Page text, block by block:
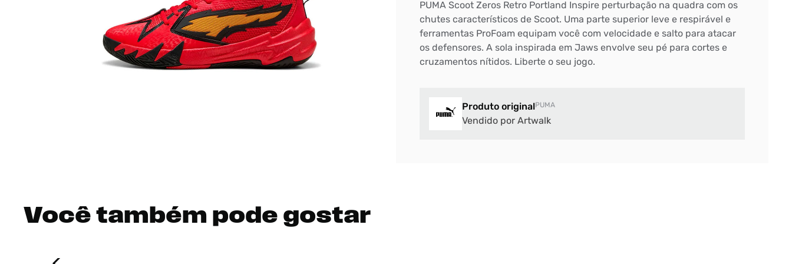
PUMA Scoot Zeros Retro Portland Inspire perturbação na quadra com os
chutes característicos de Scoot. Uma parte superior leve e respirável e
ferramentas ProFoam equipam você com velocidade e salto para atacar
os defensores. A sola inspirada em Jaws envolve seu pé para cortes e
cruzamentos nítidos. Liberte o seu jogo.
Produto originalPUMA
Vendido por Artwalk
Você também pode gostar